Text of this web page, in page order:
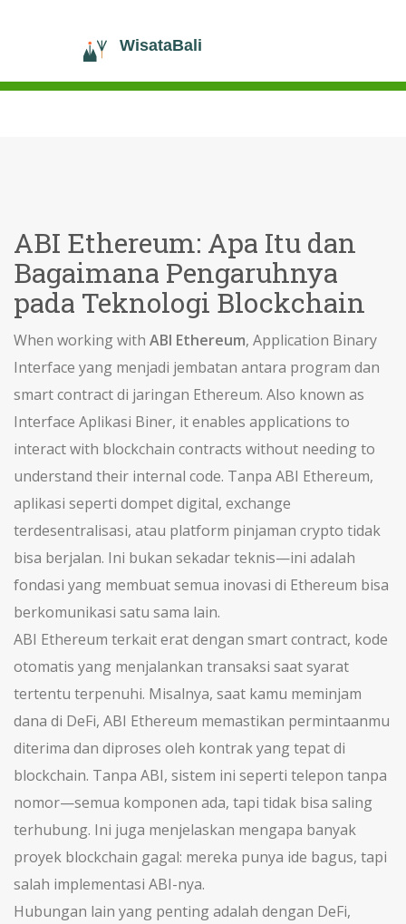
ABI Ethereum: Apa Itu dan
Bagaimana Pengaruhnya
pada Teknologi Blockchain
When working with ABI Ethereum, Application Binary
Interface yang menjadi jembatan antara program dan
smart contract di jaringan Ethereum. Also known as
Interface Aplikasi Biner, it enables applications to
interact with blockchain contracts without needing to
understand their internal code. Tanpa ABI Ethereum,
aplikasi seperti dompet digital, exchange
terdesentralisasi, atau platform pinjaman crypto tidak
bisa berjalan. Ini bukan sekadar teknis—ini adalah
fondasi yang membuat semua inovasi di Ethereum bisa
berkomunikasi satu sama lain.
ABI Ethereum terkait erat dengan smart contract, kode
otomatis yang menjalankan transaksi saat syarat
tertentu terpenuhi. Misalnya, saat kamu meminjam
dana di DeFi, ABI Ethereum memastikan permintaanmu
diterima dan diproses oleh kontrak yang tepat di
blockchain. Tanpa ABI, sistem ini seperti telepon tanpa
nomor—semua komponen ada, tapi tidak bisa saling
terhubung. Ini juga menjelaskan mengapa banyak
proyek blockchain gagal: mereka punya ide bagus, tapi
salah implementasi ABI-nya.
Hubungan lain yang penting adalah dengan DeFi,